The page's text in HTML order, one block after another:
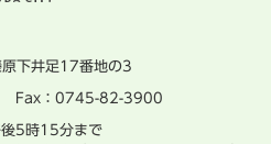
下井足17番地の3
Fax：0745-82-3900
5時15分まで